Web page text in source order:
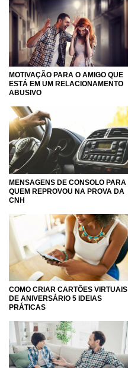
MOTIVAÇÃO PARA O AMIGO QUE
ESTÁ EM UM RELACIONAMENTO
ABUSIVO
MENSAGENS DE CONSOLO PARA
QUEM REPROVOU NA PROVA DA
CNH
COMO CRIAR CARTÕES VIRTUAIS
DE ANIVERSÁRIO 5 IDEIAS
PRÁTICAS